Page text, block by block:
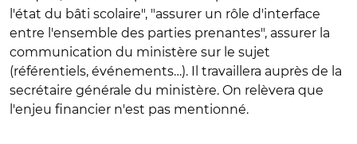
l'état du bâti scolaire", "assurer un rôle d'interface
entre l'ensemble des parties prenantes", assurer la
communication du ministère sur le sujet
(référentiels, événements…). Il travaillera auprès de la
secrétaire générale du ministère. On relèvera que
l'enjeu financier n'est pas mentionné.